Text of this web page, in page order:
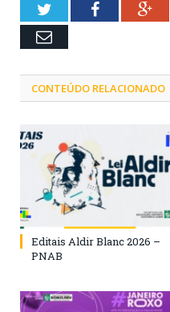
TwitterFacebook
Email
CONTEÚDO RELACIONADO
Editais Aldir Blanc 2026 –
PNAB